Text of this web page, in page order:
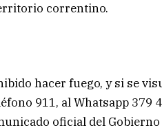
correntino.
hacer fuego, y si se
911, al Whatsapp 379
oficial del